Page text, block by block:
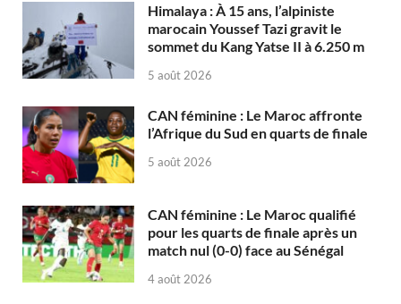
Himalaya : À 15 ans, l’alpiniste
marocain Youssef Tazi gravit le
sommet du Kang Yatse II à 6.250 m
5 août 2026
CAN féminine : Le Maroc affronte
l’Afrique du Sud en quarts de finale
5 août 2026
CAN féminine : Le Maroc qualifié
pour les quarts de finale après un
match nul (0-0) face au Sénégal
4 août 2026